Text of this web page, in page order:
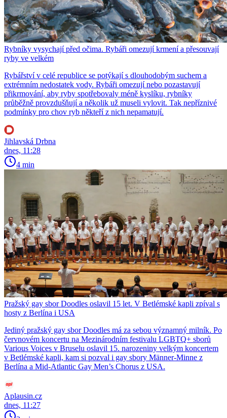
Rybníky vysychají před očima. Rybáři omezují krmení a přesouvají
ryby ve velkém
Rybářství v celé republice se potýkají s dlouhodobým suchem a
extrémním nedostatek vody. Rybáři omezují nebo pozastavují
přikrmování, aby ryby spotřebovaly méně kyslíku, rybníky
průběžně provzdušňují a několik už museli vylovit. Tak nepříznivé
podmínky pro chov ryb někteří z nich nepamatují.
Jihlavská Drbna
dnes, 11:28
4 min
Pražský gay sbor Doodles oslavil 15 let. V Betlémské kapli zpíval s
hosty z Berlína i USA
Jediný pražský gay sbor Doodles má za sebou významný milník. Po
červnovém koncertu na Mezinárodním festivalu LGBTQ+ sborů
Various Voices v Bruselu oslavil 15. narozeniny velkým koncertem
v Betlémské kapli, kam si pozval i gay sbory Männer-Minne z
Berlína a Mid-Atlantic Gay Men’s Chorus z USA.
Aplausin.cz
dnes, 11:27